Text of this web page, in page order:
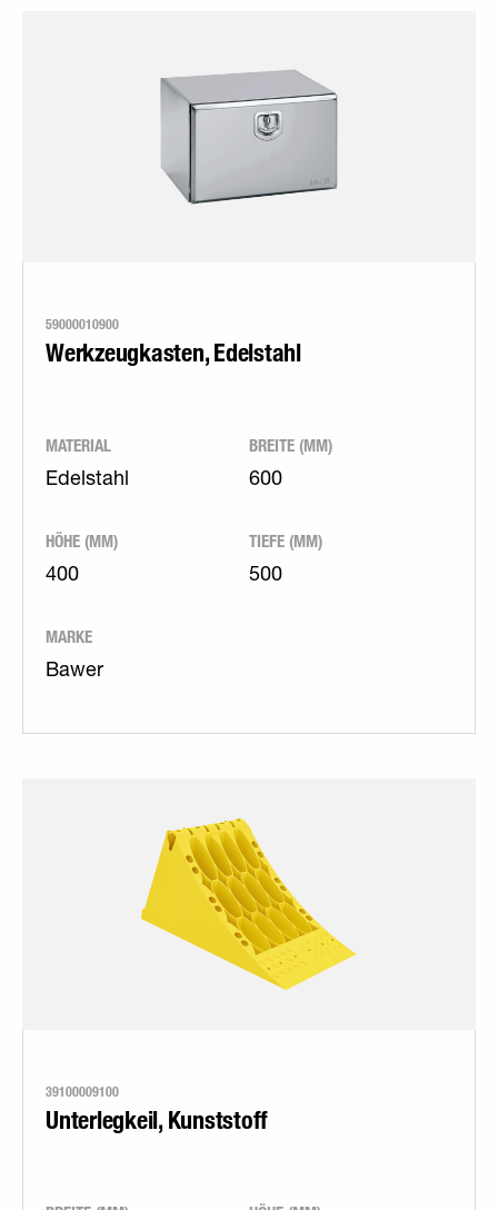
59000010900
Werkzeugkasten, Edelstahl
MATERIAL
Edelstahl
BREITE (MM)
600
HÖHE (MM)
400
TIEFE (MM)
500
MARKE
Bawer
39100009100
Unterlegkeil, Kunststoff